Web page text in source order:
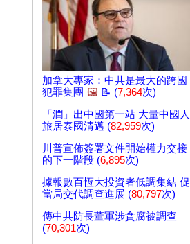
加拿大專家：中共是最大的跨國
犯罪集團 🖼️ 📝 (7,364次)
「潤」出中國第一站 大量中國人
旅居泰國清邁 (82,959次)
川普宣佈簽署文件開始權力交接
的下一階段 (6,895次)
據報數百恆大投資者低調集結 促
當局交代調查進展 (80,797次)
傳中共防長董軍涉貪腐被調查
(70,301次)